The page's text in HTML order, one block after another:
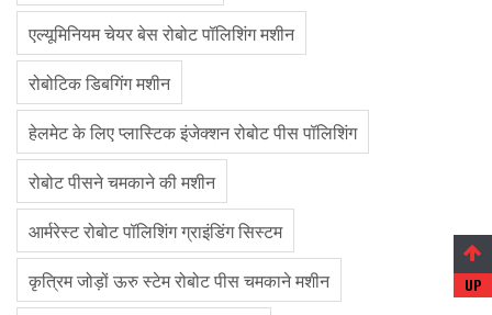
एल्यूमिनियम चेयर बेस रोबोट पॉलिशिंग मशीन
रोबोटिक डिबगिंग मशीन
हेलमेट के लिए प्लास्टिक इंजेक्शन रोबोट पीस पॉलिशिंग
रोबोट पीसने चमकाने की मशीन
आर्मरेस्ट रोबोट पॉलिशिंग ग्राइंडिंग सिस्टम
कृत्रिम जोड़ों ऊरु स्टेम रोबोट पीस चमकाने मशीन